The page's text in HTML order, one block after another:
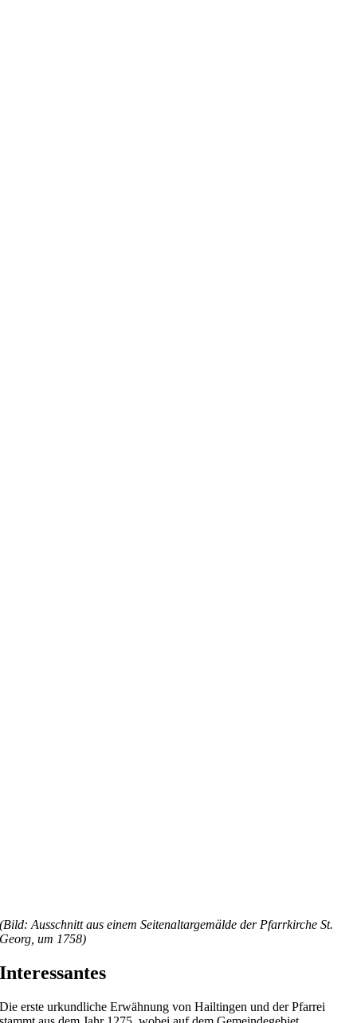
(Bild: Ausschnitt aus einem Seitenaltargemälde der Pfarrkirche St.
Georg, um 1758)
Interessantes
Die erste urkundliche Erwähnung von Hailtingen und der Pfarrei